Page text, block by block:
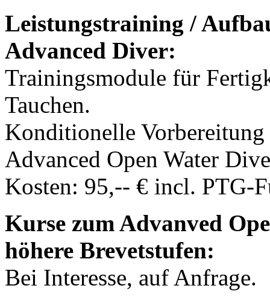
Leistungstraining /
Advanced Diver:
Trainingsmodule für
Tauchen.
Konditionelle
Advanced Open Water
Kosten: 95,-- € incl. PTG-
Kurse zum Advanved
höhere Brevetstufen:
Bei Interesse, auf Anfrage.